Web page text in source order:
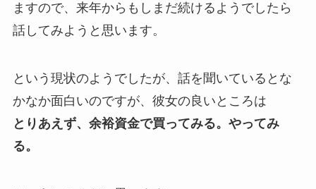
ますので、来年からもしまだ続けるようでしたら
話してみようと思います。
という現状のようでしたが、話を聞いているとな
かなか面白いのですが、彼女の良いところは
とりあえず、余裕資金で買ってみる。やってみ
る。